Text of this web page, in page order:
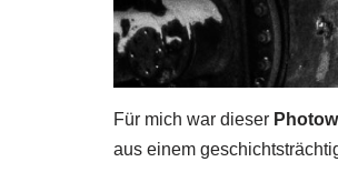
Für mich war dieser
aus einem